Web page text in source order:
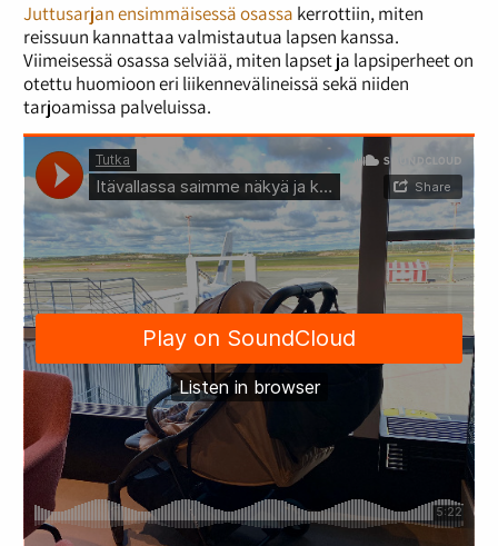
Juttusarjan ensimmäisessä osassa kerrottiin, miten
reissuun kannattaa valmistautua lapsen kanssa.
Viimeisessä osassa selviää, miten lapset ja lapsiperheet on
otettu huomioon eri liikennevälineissä sekä niiden
tarjoamissa palveluissa.